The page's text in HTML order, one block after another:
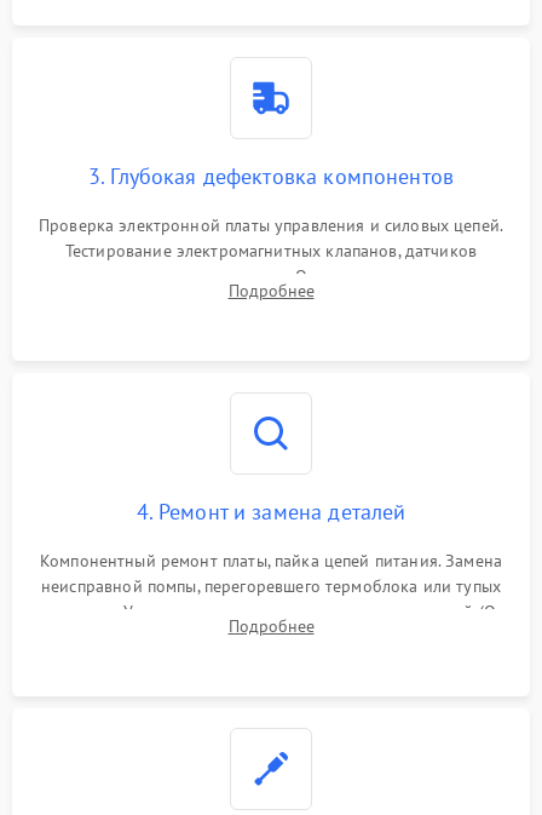
3. Глубокая дефектовка компонентов
Проверка электронной платы управления и силовых цепей.
Тестирование электромагнитных клапанов, датчиков
температуры и расходомера. Оценка степени износа
жерновов кофемолки, уплотнительных колец гидросистемы
Подробнее
4. Ремонт и замена деталей
Компонентный ремонт платы, пайка цепей питания. Замена
неисправной помпы, перегоревшего термоблока или тупых
жерновов. Установка новых силиконовых уплотнителей (O-
ring) и тефлоновых трубок для надежного устранения
Подробнее